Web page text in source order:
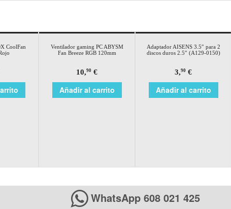
CoolFan
Ventilador gaming PC ABYSM
Fan Breeze RGB 120mm
10,90 €
Añadir al carrito
Adaptador AISENS 3.5″ para 2
discos duros 2.5″ (A129-0150)
3,90 €
Añadir al carrito
WhatsApp 608 021 425